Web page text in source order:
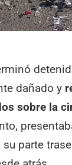
dañado y
sobre la
parte